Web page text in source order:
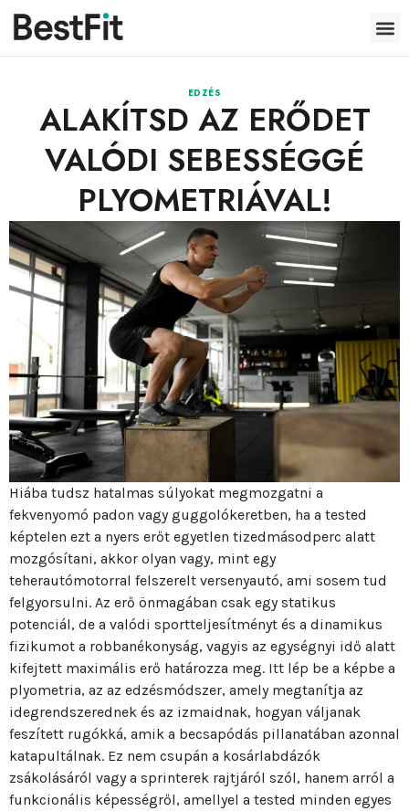
EDZÉS
ALAKÍTSD AZ ERŐDET
VALÓDI SEBESSÉGGÉ
PLYOMETRIÁVAL!
Hiába tudsz hatalmas súlyokat megmozgatni a
fekvenyomó padon vagy guggolókeretben, ha a tested
képtelen ezt a nyers erőt egyetlen tizedmásodperc alatt
mozgósítani, akkor olyan vagy, mint egy
teherautómotorral felszerelt versenyautó, ami sosem tud
felgyorsulni. Az erő önmagában csak egy statikus
potenciál, de a valódi sportteljesítményt és a dinamikus
fizikumot a robbanékonyság, vagyis az egységnyi idő alatt
kifejtett maximális erő határozza meg. Itt lép be a képbe a
plyometria, az az edzésmódszer, amely megtanítja az
idegrendszerednek és az izmaidnak, hogyan váljanak
feszített rugókká, amik a becsapódás pillanatában azonnal
katapultálnak. Ez nem csupán a kosárlabdázók
zsákolásáról vagy a sprinterek rajtjáról szól, hanem arról a
funkcionális képességről, amellyel a tested minden egyes